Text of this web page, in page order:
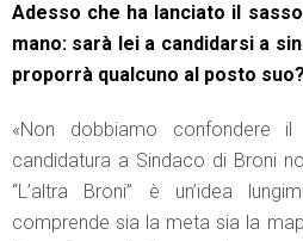
Adesso che ha lanciato il
mano: sarà lei a candidarsi a
proporrà qualcuno al posto
«Non dobbiamo confondere
candidatura a Sindaco di Broni
“L’altra Broni” è un’idea
comprende sia la meta sia la